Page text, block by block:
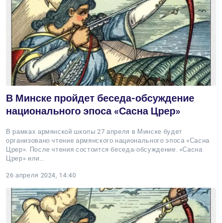
В Минске пройдет беседа-обсуждение
национального эпоса «Сасна Црер»
В рамках армянской школы 27 апреля в Минске будет
организовано чтение армянского национального эпоса «Сасна
Црер». После чтения состоится беседа-обсуждение. «Сасна
Црер» или…
26 апреля 2024, 14:40